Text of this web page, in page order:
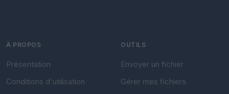
À PROPOS
Présentation
Conditions d'utilisation
OUTILS
Envoyer un fichier
Gérer mes fichiers